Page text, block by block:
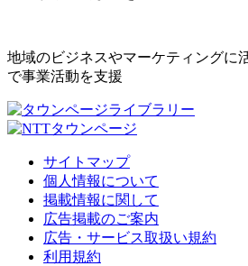
地域のビジネスやマーケティングに
で事業活動を支援
サイトマップ
個人情報について
掲載情報に関して
広告掲載のご案内
広告・サービス取扱い規約
利用規約